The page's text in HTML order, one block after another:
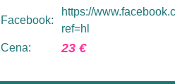
Facebook:
https://
ref=hl
Cena:
23 €